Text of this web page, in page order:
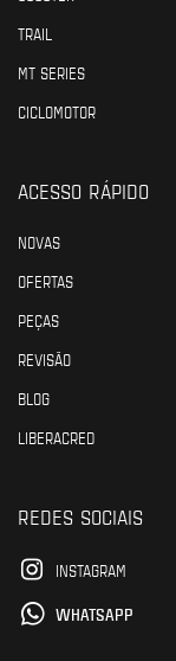
TRAIL
MT SERIES
CICLOMOTOR
ACESSO RÁPIDO
NOVAS
OFERTAS
PEÇAS
REVISÃO
BLOG
LIBERACRED
REDES SOCIAIS
INSTAGRAM
WHATSAPP